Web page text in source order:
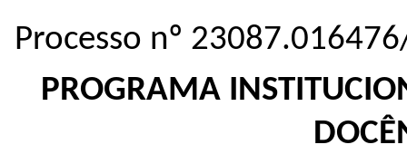
Processo nº
PROGRAMA